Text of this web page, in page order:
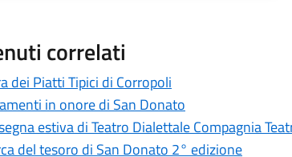
correlati
dei Piatti Tipici di Corropoli
in onore di San Donato
estiva di Teatro Dialettale Compagnia
del tesoro di San Donato 2° edizione